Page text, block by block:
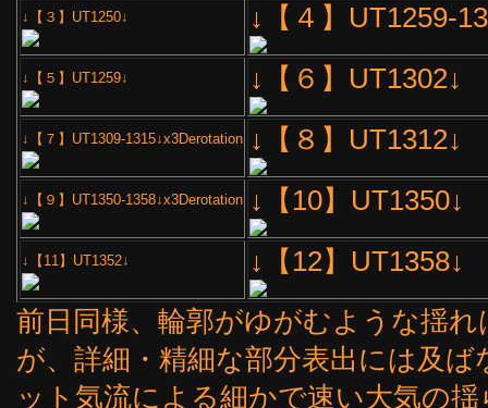
↓【３】UT1250↓ ↓【４】UT1259-
↓【５】UT1259↓ ↓【６】UT1302↓
↓【７】UT1309-1315↓x3Derotation ↓【８】UT1312↓
↓【９】UT1350-1358↓x3Derotation ↓【10】UT1350↓
↓【11】UT1352↓ ↓【12】UT1358↓
前日同様、輪郭がゆがむような揺
が、詳細・精細な部分表出には及
ット気流による細かで速い大気の